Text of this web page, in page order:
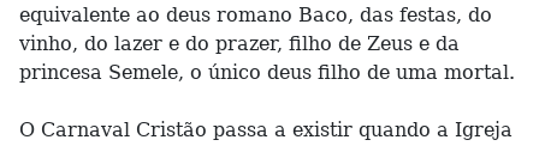
equivalente ao deus romano Baco, das festas, do
vinho, do lazer e do prazer, filho de Zeus e da
princesa Semele, o único deus filho de uma mortal.
O Carnaval Cristão passa a existir quando a Igreja